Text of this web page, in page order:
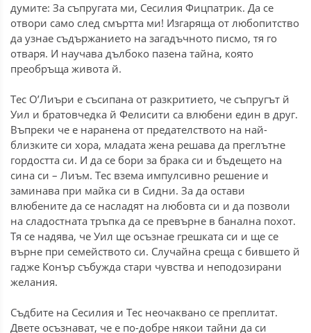
думите: За съпругата ми, Сесилия Фицпатрик. Да се
отвори само след смъртта ми! Изгаряща от любопитство
да узнае съдържанието на загадъчното писмо, тя го
отваря. И научава дълбоко пазена тайна, която
преобръща живота й.
Тес О’Лиъри е съсипана от разкритието, че съпругът й
Уил и братовчедка й Фелисити са влюбени един в друг.
Въпреки че е наранена от предателството на най-
близките си хора, младата жена решава да преглътне
гордостта си. И да се бори за брака си и бъдещето на
сина си – Лиъм. Тес взема импулсивно решение и
заминава при майка си в Сидни. За да остави
влюбените да се насладят на любовта си и да позволи
на сладостната тръпка да се превърне в банална похот.
Тя се надява, че Уил ще осъзнае грешката си и ще се
върне при семейството си. Случайна среща с бившето й
гадже Конър събужда стари чувства и неподозирани
желания.
Съдбите на Сесилия и Тес неочаквано се преплитат.
Двете осъзнават, че е по-добре някои тайни да си